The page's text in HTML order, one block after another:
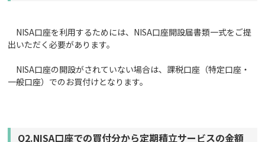
NISA口座を利用するためには、NISA口座開設届書類一式をご提
出いただく必要があります。
NISA口座の開設がされていない場合は、課税口座（特定口座・
一般口座）でのお買付けとなります。
Q2.NISA口座での買付分から定期積立サービスの金額